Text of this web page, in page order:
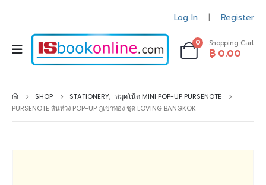
Log In | Register
0 Shopping Cart
฿0.00
SHOP STATIONERY, สมุดโน้ต MINI POP-UP PURSENOTE
PURSENOTE สันห่วง POP-UP ภูเขาทอง ชุด LOVING BANGKOK